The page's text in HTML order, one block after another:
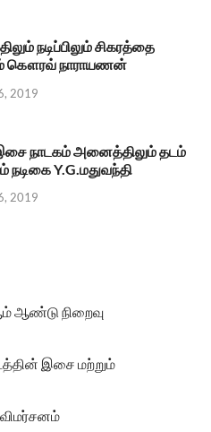
நடிப்பிலும் சிகரத்தை
கௌரவ் நாராயணன்
2019
நாடகம் அனைத்திலும் தடம்
நடிகை Y.G.மதுவந்தி
2019
ஆண்டு நிறைவு
இசை மற்றும்
விமர்சனம்